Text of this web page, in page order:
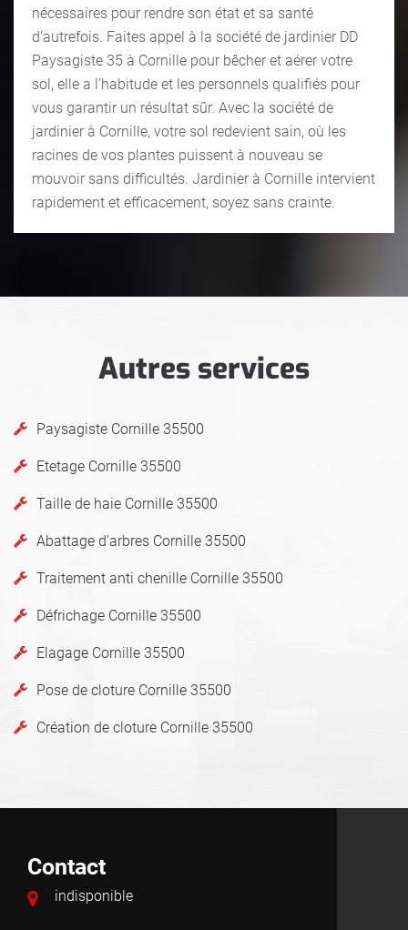
nécessaires pour rendre son état et sa santé
d’autrefois. Faites appel à la société de jardinier DD
Paysagiste 35 à Cornille pour bêcher et aérer votre
sol, elle a l’habitude et les personnels qualifiés pour
vous garantir un résultat sûr. Avec la société de
jardinier à Cornille, votre sol redevient sain, où les
racines de vos plantes puissent à nouveau se
mouvoir sans difficultés. Jardinier à Cornille intervient
rapidement et efficacement, soyez sans crainte.
Autres services
Paysagiste Cornille 35500
Etetage Cornille 35500
Taille de haie Cornille 35500
Abattage d'arbres Cornille 35500
Traitement anti chenille Cornille 35500
Défrichage Cornille 35500
Elagage Cornille 35500
Pose de cloture Cornille 35500
Création de cloture Cornille 35500
Contact
indisponible